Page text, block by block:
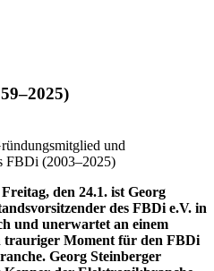
und
FBDi (2003–2025)
den 24.1. ist Georg
des FBDi e.V. in
und unerwartet an einem
trauriger Moment für den FBDi
Georg Steinberger